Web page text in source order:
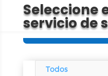
Seleccione
servicio de
Todos